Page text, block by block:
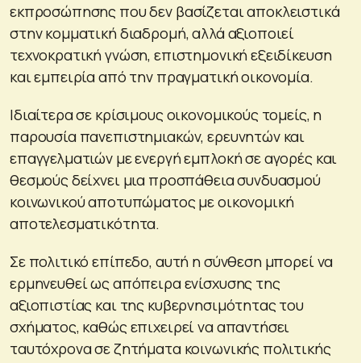
εκπροσώπησης που δεν βασίζεται αποκλειστικά
στην κομματική διαδρομή, αλλά αξιοποιεί
τεχνοκρατική γνώση, επιστημονική εξειδίκευση
και εμπειρία από την πραγματική οικονομία.
Ιδιαίτερα σε κρίσιμους οικονομικούς τομείς, η
παρουσία πανεπιστημιακών, ερευνητών και
επαγγελματιών με ενεργή εμπλοκή σε αγορές και
θεσμούς δείχνει μια προσπάθεια συνδυασμού
κοινωνικού αποτυπώματος με οικονομική
αποτελεσματικότητα.
Σε πολιτικό επίπεδο, αυτή η σύνθεση μπορεί να
ερμηνευθεί ως απόπειρα ενίσχυσης της
αξιοπιστίας και της κυβερνησιμότητας του
σχήματος, καθώς επιχειρεί να απαντήσει
ταυτόχρονα σε ζητήματα κοινωνικής πολιτικής